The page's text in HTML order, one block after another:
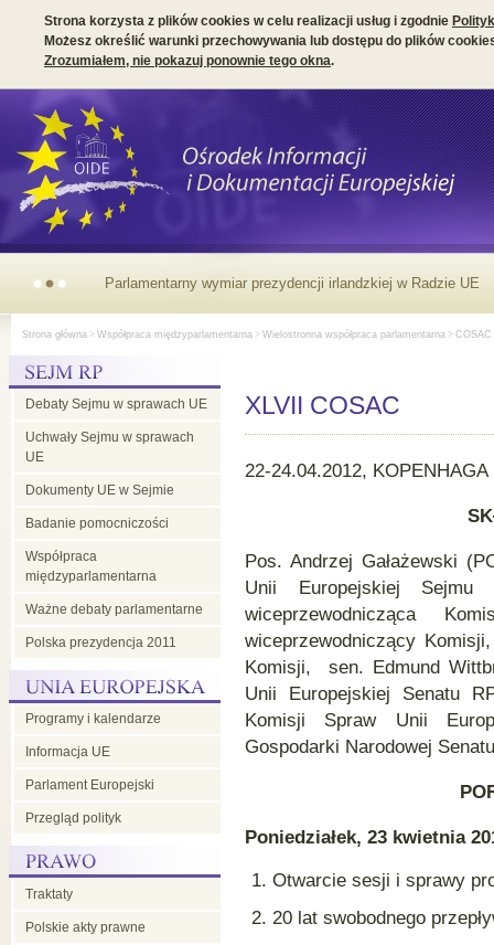
Strona korzysta z plików cookies w celu realizacji usług i zgodnie
Możesz określić warunki przechowywania lub dostępu do plików
Zrozumiałem, nie pokazuj ponownie tego okna.
Parlamentarny wymiar prezydencji irlandzkiej w Radzie UE
Strona główna > Współpraca międzyparlamentarna > Wielostronna współpraca parlamentarna > COSAC
Debaty Sejmu w sprawach UE
Uchwały Sejmu w sprawach
UE
Dokumenty UE w Sejmie
Badanie pomocniczości
Współpraca
międzyparlamentarna
Ważne debaty parlamentarne
Polska prezydencja 2011
Programy i kalendarze
Informacja UE
Parlament Europejski
Przegląd polityk
Traktaty
Polskie akty prawne
XLVII COSAC
22-24.04.2012, KOPENHAGA
Pos. Andrzej Gałażewski
Unii Europejskiej
wiceprzewodnicząca
wiceprzewodniczący
Komisji, sen. Edmund
Unii Europejskiej Senatu
Komisji Spraw Unii
Gospodarki Narodowej
Poniedziałek, 23 kwietnia
Otwarcie sesji i sprawy
20 lat swobodnego